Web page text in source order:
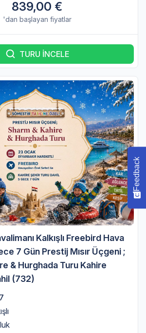
839,00 €
'dan başlayan fiyatlar
TURU İNCELE
Kalkışlı Freebird Hava
7 Gün Prestij Mısır Üçgeni ;
& Hurghada Turu Kahire
(732)
Feedback